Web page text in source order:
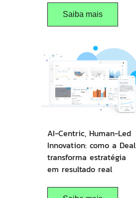
Saiba mais
AI-Centric, Human-Led
Innovation: como a Deal
transforma estratégia
em resultado real